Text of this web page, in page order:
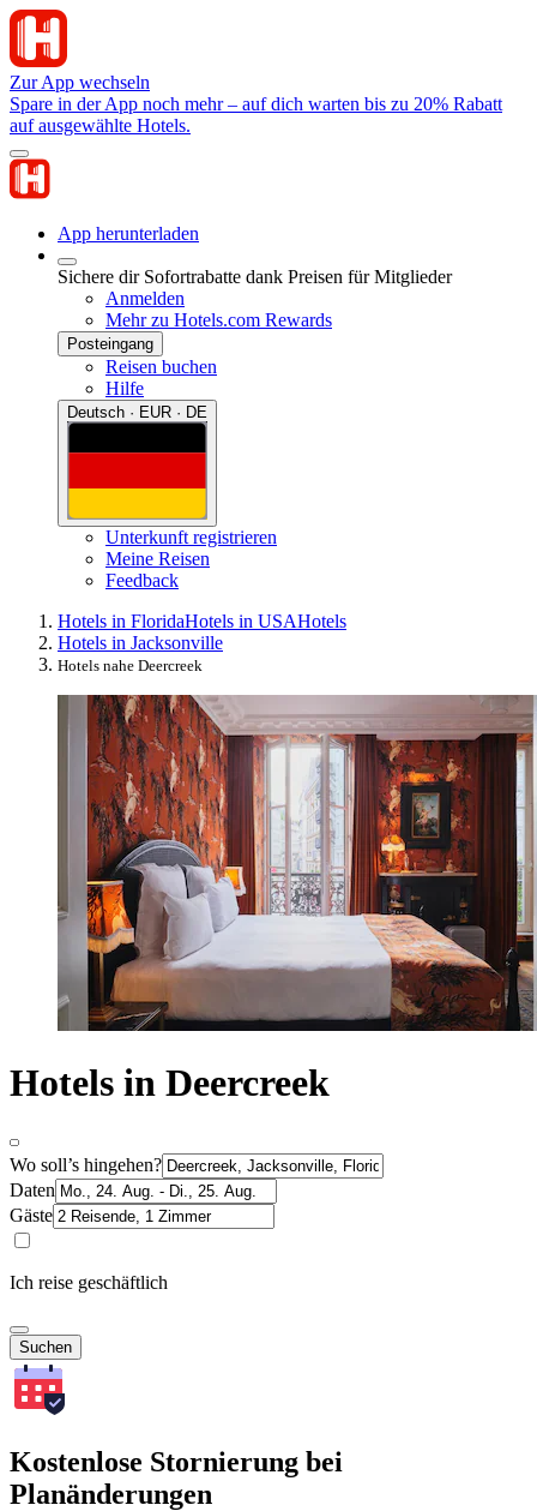
Zur App wechseln
Spare in der App noch mehr – auf dich warten bis zu 20% Rabatt
auf ausgewählte Hotels.
App herunterladen
Sichere dir Sofortrabatte dank Preisen für Mitglieder
Anmelden
Mehr zu Hotels.com Rewards
Posteingang
Reisen buchen
Hilfe
Deutsch · EUR · DE
Unterkunft registrieren
Meine Reisen
Feedback
Hotels in FloridaHotels in USAHotels
Hotels in Jacksonville
Hotels nahe Deercreek
Hotels in Deercreek
Wo soll’s hingehen?
Daten
Gäste
Ich reise geschäftlich
Suchen
Kostenlose Stornierung bei
Planänderungen